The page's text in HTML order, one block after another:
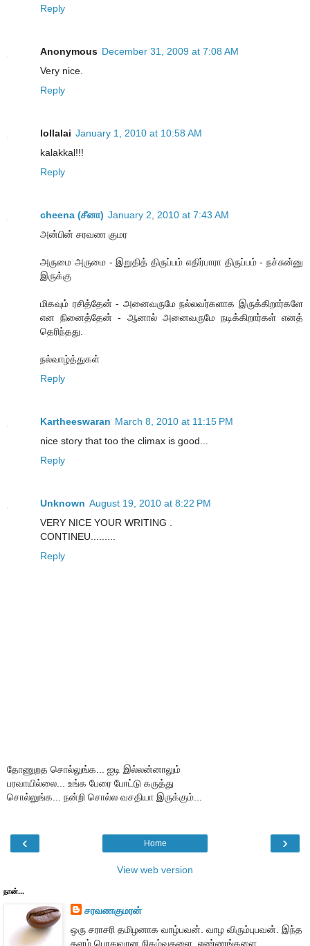
Reply
Anonymous December 31, 2009 at 7:08 AM
Very nice.
Reply
lollalai January 1, 2010 at 10:58 AM
kalakkal!!!
Reply
cheena (சீனா) January 2, 2010 at 7:43 AM
அன்பின் சரவண குமர
அருமை அருமை - இறுதித் திருப்பம் எதிர்பாரா திருப்பம் - நச்சுன்னு
இருக்கு
மிகவும் ரசித்தேன் - அனைவருமே நல்லவர்களாக இருக்கிறார்களே
என நினைத்தேன் - ஆனால் அனைவருமே நடிக்கிறார்கள் எனத்
தெரிந்தது.
நல்வாழ்த்துகள்
Reply
Kartheeswaran March 8, 2010 at 11:15 PM
nice story that too the climax is good...
Reply
Unknown August 19, 2010 at 8:22 PM
VERY NICE YOUR WRITING .
CONTINEU.........
Reply
தோணுறத சொல்லுங்க... ஐடி இல்லன்னாலும்
பரவாயில்லை... உங்க பேரை போட்டு கருத்து
சொல்லுங்க... நன்றி சொல்ல வசதியா இருக்கும்...
‹ ›
Home
View web version
நான்...
சரவணகுமரன்
ஒரு சராசரி தமிழனாக வாழ்பவன். வாழ விரும்புபவன். இந்த
தளம் பொதுவான நிகழ்வுகளை, எண்ணங்களை,